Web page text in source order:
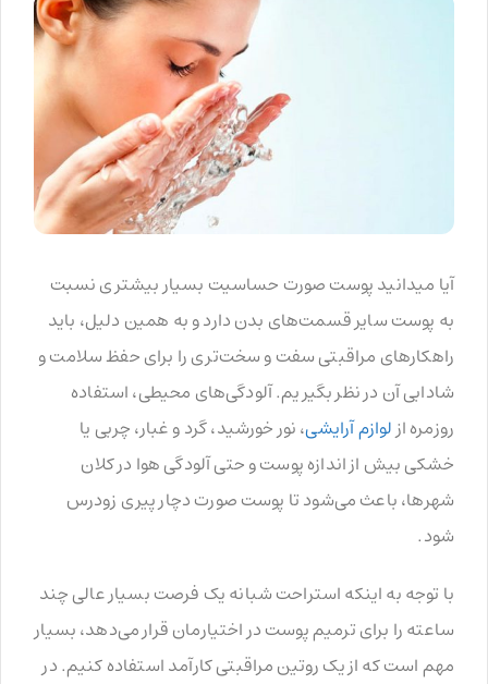
آیا میدانید پوست صورت حساسیت بسیار بیشتری نسبت
به پوست سایر قسمت‌های بدن دارد و به همین دلیل، باید
راهکارهای مراقبتی سفت و سخت‌تری را برای حفظ سلامت و
شادابی آن در نظر بگیریم. آلودگی‌های محیطی، استفاده
روزمره ازلوازم آرایشی، نور خورشید، گرد و غبار، چربی یا
خشکی بیش از اندازه پوست و حتی آلودگی هوا در کلان
شهرها، باعث می‌شود تا پوست صورت دچار پیری زودرس
شود.
با توجه به اینکه استراحت شبانه یک فرصت بسیار عالی چند
ساعته را برای ترمیم پوست در اختیارمان قرار می‌دهد، بسیار
مهم است که از یک روتین مراقبتی کارآمد استفاده کنیم. در